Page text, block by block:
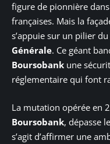
figure de pionnière
françaises. Mais la
s’appuie sur un pilier
Générale. Ce géant
Boursobank une
réglementaire qui font
La mutation opérée en
Boursobank, dépasse
s’agit d’affirmer une